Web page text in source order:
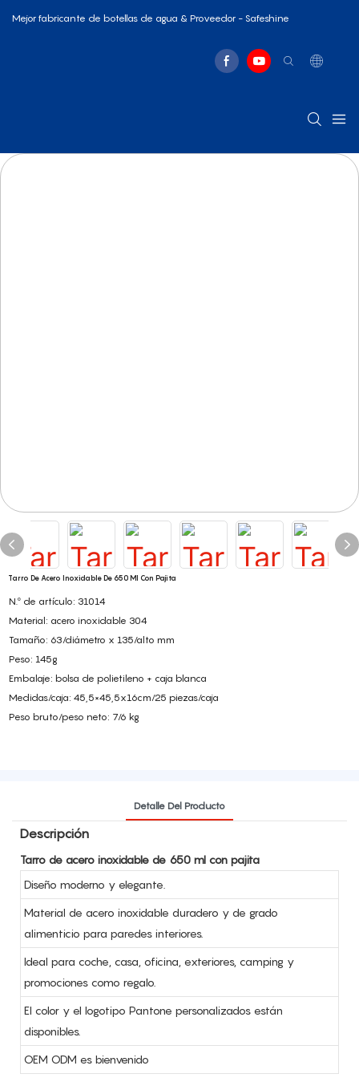
Mejor fabricante de botellas de agua & Proveedor - Safeshine
Tarro De Acero Inoxidable De 650 Ml Con Pajita
N.º de artículo: 31014
Material: acero inoxidable 304
Tamaño: 63/diámetro x 135/alto mm
Peso: 145g
Embalaje: bolsa de polietileno + caja blanca
Medidas/caja: 45,5×45,5x16cm/25 piezas/caja
Peso bruto/peso neto: 7/6 kg
Detalle Del Producto
Descripción
Tarro de acero inoxidable de 650 ml con pajita
Diseño moderno y elegante.
Material de acero inoxidable duradero y de grado
alimenticio para paredes interiores.
Ideal para coche, casa, oficina, exteriores, camping y
promociones como regalo.
El color y el logotipo Pantone personalizados están
disponibles.
OEM ODM es bienvenido